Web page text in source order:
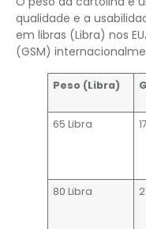
qualidade e a
em libras (Libra) nos
(GSM)
Peso (Libra)
65 Libra
80 Libra